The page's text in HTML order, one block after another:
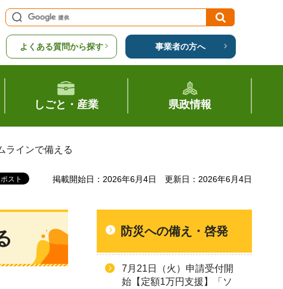
よくある質問から探す 事業者の方へ
しごと・産業 県政情報
ラインで備える
掲載開始日：2026年6月4日 更新日：2026年6月4日
防災への備え・啓発
7月21日（火）申請受付開
始【定額1万円支援】「ソ